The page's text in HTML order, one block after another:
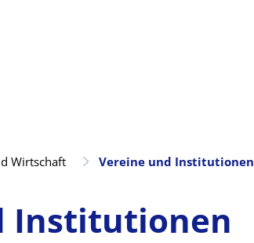
Wirtschaft Vereine und Institutionen
Institutionen